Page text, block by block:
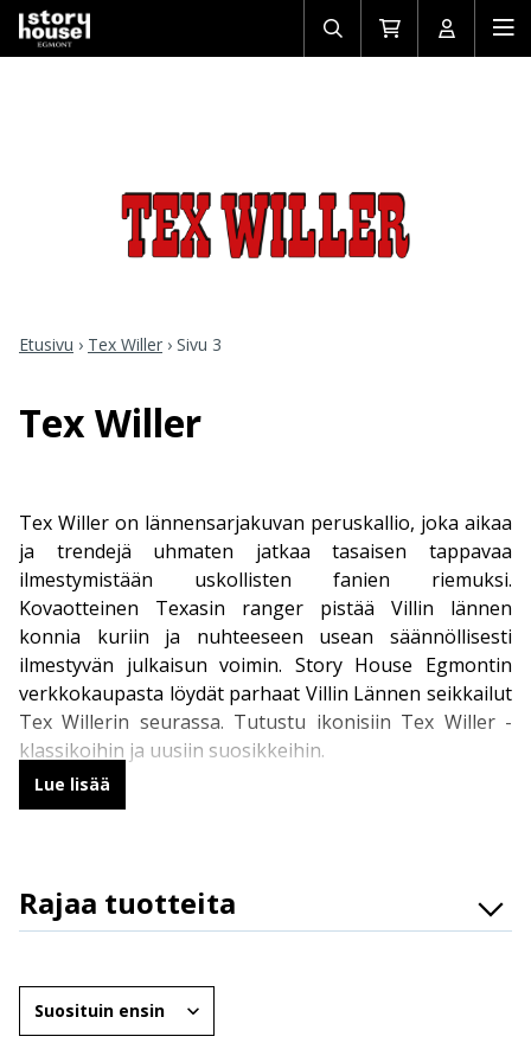
Avaa/sulje
haku
Siirry
ostoskoriin
Avaa/
Etusivu › Tex Willer › Sivu 3
Tex Willer
Tex Willer on lännensarjakuvan peruskallio, joka aikaa
ja trendejä uhmaten jatkaa tasaisen tappavaa
ilmestymistään uskollisten fanien riemuksi.
Kovaotteinen Texasin ranger pistää Villin lännen
konnia kuriin ja nuhteeseen usean säännöllisesti
ilmestyvän julkaisun voimin. Story House Egmontin
verkkokaupasta löydät parhaat Villin Lännen seikkailut
Tex Willerin seurassa. Tutustu ikonisiin Tex Willer -
klassikoihin ja uusiin suosikkeihin.
Tex Willer – Villin Lännen legenda
ilmestyy 16 kertaa vuodessa. Perusversiossa on 112
mustavalkoista sarjakuvasivua, mutta vuosikertaan
sarjakuvan alkuperämaassa Italiassa Tex -lehteä
julkaistaan 12 numeroa vuodessa, joten Suomessa
vuosikertaa täydennetään Italian Tex Magazine -
Lue lisää
Rajaa tuotteita
Osasto
Ikäryhmät
Järjestä